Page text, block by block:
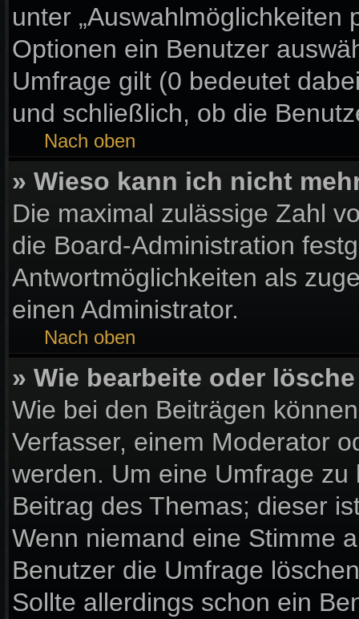
unter „Auswahlmöglichkeiten
Optionen ein Benutzer
Umfrage gilt (0 bedeutet
und schließlich, ob die
Nach oben
» Wieso kann ich nicht
Die maximal zulässige Zahl
die Board-Administration
Antwortmöglichkeiten als
einen Administrator.
Nach oben
» Wie bearbeite oder
Wie bei den Beiträgen
Verfasser, einem Moderator
werden. Um eine Umfrage
Beitrag des Themas; dieser
Wenn niemand eine Stimme
Benutzer die Umfrage
Sollte allerdings schon ein